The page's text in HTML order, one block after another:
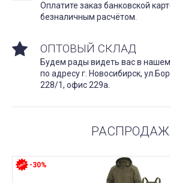
Оплатите заказ банковской
безналичным расчётом.
ОПТОВЫЙ СКЛАД
Будем рады видеть вас в
по адресу г. Новосибирск,
228/1, офис 229а.
-30%